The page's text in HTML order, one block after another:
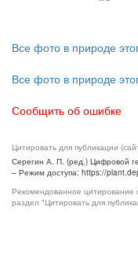
Все фото в природе
Все фото в природе
Сообщить об ошибке
Цитировать для публикации
Серегин А. П. (ред.) Цифровой
– Режим доступа: https://
Рекомендованное цитирование
раздел "Цитировать для